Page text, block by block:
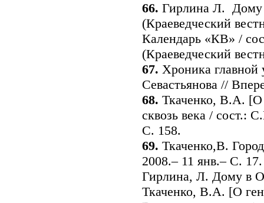
66. Гирлина Л. Дому
(Краеведческий
Календарь «КВ» /
(Краеведческий
67. Хроника
Севастьянова //
68. Ткаченко, В.А. [О
сквозь века / сост.:
С. 158.
69. Ткаченко,В.
2008.– 11 янв.– С. 17.
Гирлина, Л. Дому в
Ткаченко, В.А. [О